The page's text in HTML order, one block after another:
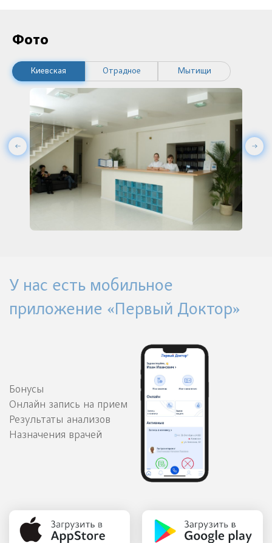
Фото
Киевская Отрадное Мытищи
У нас есть мобильное
приложение «Первый Доктор»
Бонусы
Онлайн запись на прием
Результаты анализов
Назначения врачей